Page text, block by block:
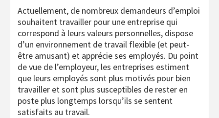
Actuellement, de nombreux demandeurs d’emploi
souhaitent travailler pour une entreprise qui
correspond à leurs valeurs personnelles, dispose
d’un environnement de travail flexible (et peut-
être amusant) et apprécie ses employés. Du point
de vue de l’employeur, les entreprises estiment
que leurs employés sont plus motivés pour bien
travailler et sont plus susceptibles de rester en
poste plus longtemps lorsqu’ils se sentent
satisfaits au travail.